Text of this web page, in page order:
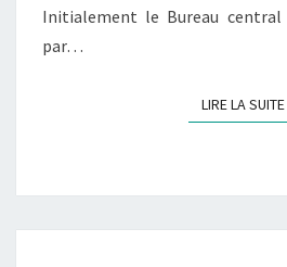
Initialement le Bureau
par…
LIRE LA SUITE